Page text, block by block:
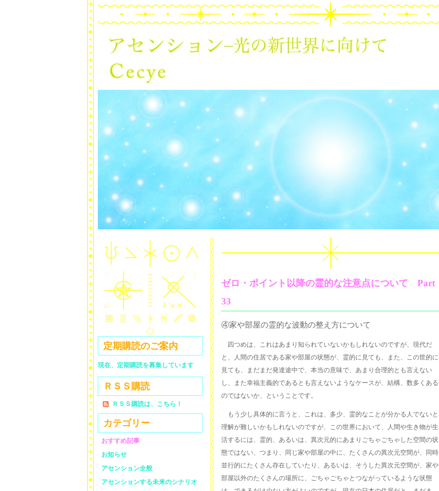
ゼロ・ポイント以降の霊的な注意点について Part
33
④家や部屋の霊的な波動の整え方について
四つめは、これはあまり知られていないかもしれないのですが、現代だ
と、人間の住居である家や部屋の状態が、霊的に見ても、また、この世的に
見ても、まだまだ発達途中で、本当の意味で、あまり合理的とも言えない
し、また幸福主義的であるとも言えないようなケースが、結構、数多くある
のではないか、ということです。
もう少し具体的に言うと、これは、多少、霊的なことが分かる人でないと
理解が難しいかもしれないのですが、この世界において、人間や生き物が生
活するには、霊的、あるいは、異次元的にあまりごちゃごちゃした空間の状
態ではない、つまり、同じ家や部屋の中に、たくさんの異次元空間が、同時
並行的にたくさん存在していたり、あるいは、そうした異次元空間が、家や
部屋以外のたくさんの場所に、ごちゃごちゃとつながっているような状態
定期購読のご案内
現在、定期購読を募集しています
ＲＳＳ購読
ＲＳＳ購読は、こちら！
カテゴリー
おすすめ記事
お知らせ
アセンション全般
アセンションする未来のシナリオ